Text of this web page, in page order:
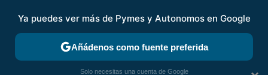
FISCALIDAD Y CONTABILIDAD KIT DIGITAL RENTA
Ya puedes ver más de Pymes y Autonomos en Google
Añádenos como fuente preferida
Solo necesitas una cuenta de Google